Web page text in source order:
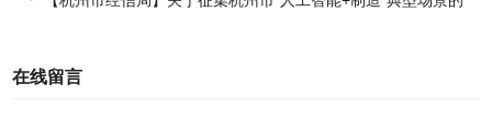
在线留言